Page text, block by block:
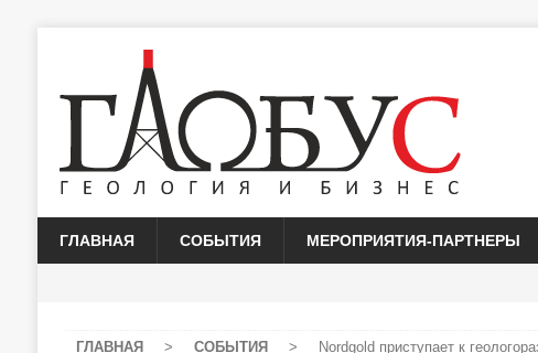
ГЛАВНАЯ СОБЫТИЯ МЕРОПРИЯТИЯ-ПАРТНЕРЫ
ГЛАВНАЯ > СОБЫТИЯ > Nordgold приступает к